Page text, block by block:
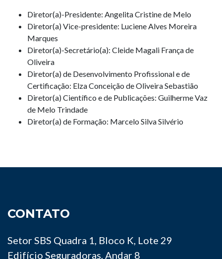
Diretor(a)-Presidente: Angelita Cristine de Melo
Diretor(a) Vice-presidente: Luciene Alves Moreira
Marques
Diretor(a)-Secretário(a): Cleide Magali França de
Oliveira
Diretor(a) de Desenvolvimento Profissional e de
Certificação: Elza Conceição de Oliveira Sebastião
Diretor(a) Científico e de Publicações: Guilherme Vaz
de Melo Trindade
Diretor(a) de Formação: Marcelo Silva Silvério
CONTATO
Setor SBS Quadra 1, Bloco K, Lote 29
Edifício Seguradoras, Andar 8